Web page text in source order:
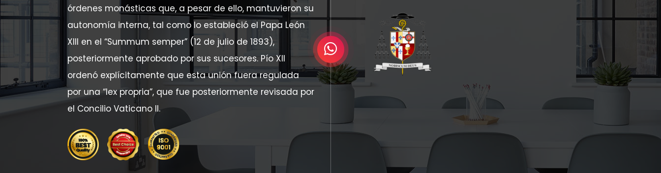
órdenes monásticas que, a pesar de ello, mantuvieron su
autonomía interna, tal como lo estableció el Papa León
XIII en el “Summum semper” (12 de julio de 1893),
posteriormente aprobado por sus sucesores. Pío XII
ordenó explícitamente que esta unión fuera regulada
por una “lex propria”, que fue posteriormente revisada por
el Concilio Vaticano II.